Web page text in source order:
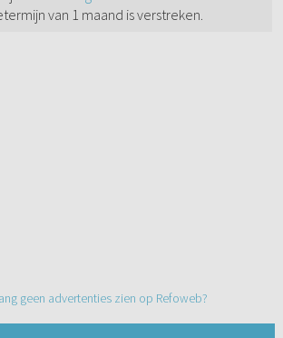
van 1 maand is verstreken.
geen advertenties zien op Refoweb?